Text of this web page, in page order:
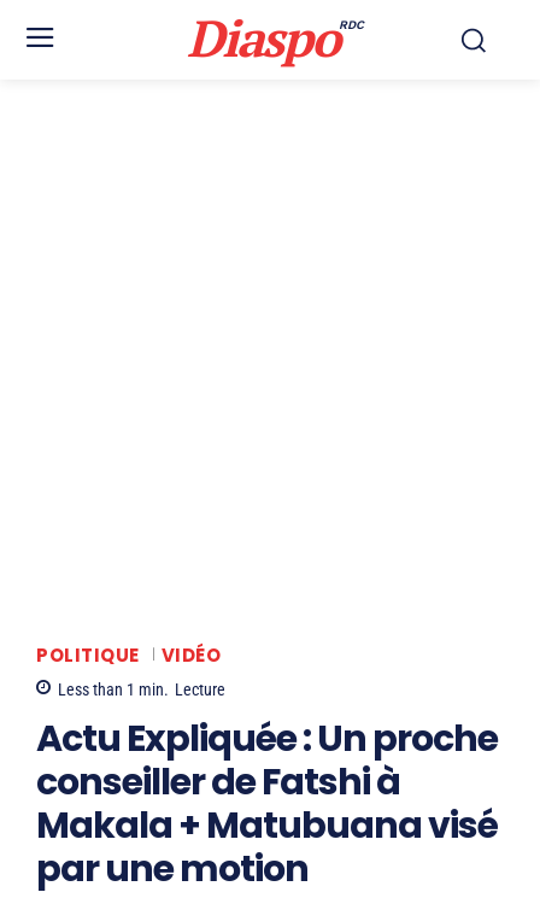
DiaspoRDC
POLITIQUE VIDÉO
Less than 1 min. Lecture
Actu Expliquée : Un proche
conseiller de Fatshi à
Makala + Matubuana visé
par une motion